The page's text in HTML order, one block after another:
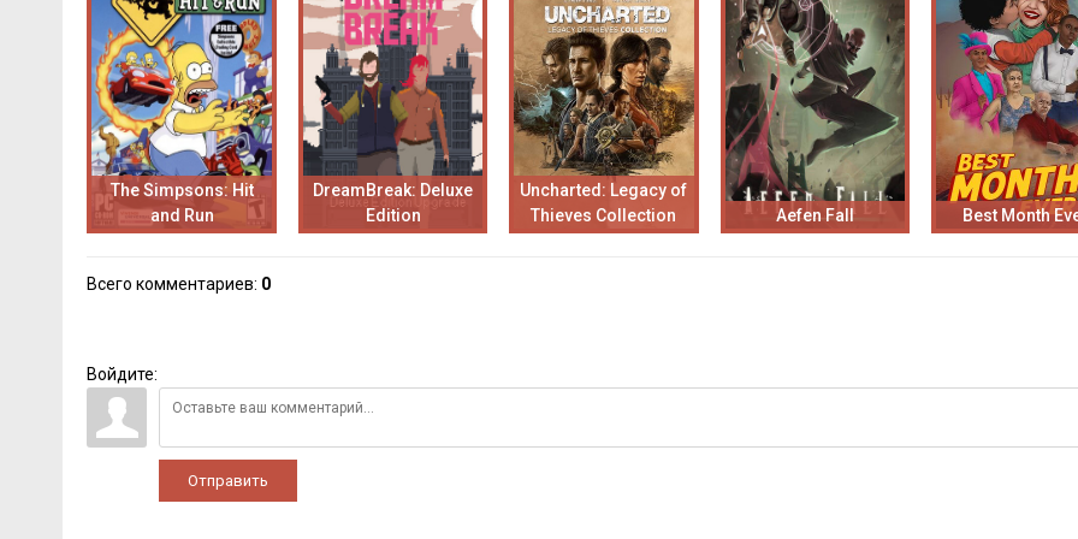
The Simpsons: Hit
and Run
DreamBreak: Deluxe
Edition
Uncharted: Legacy of
Thieves Collection
Aefen Fall Best Month
Всего комментариев: 0
Войдите:
Отправить